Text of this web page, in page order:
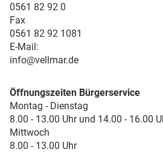
0561 82 92 0
Fax
0561 82 92 1081
E-Mail:
info@vellmar.de
Öffnungszeiten Bürgerservice
Montag - Dienstag
8.00 - 13.00 Uhr und 14.00 - 16.00
Mittwoch
8.00 - 13.00 Uhr